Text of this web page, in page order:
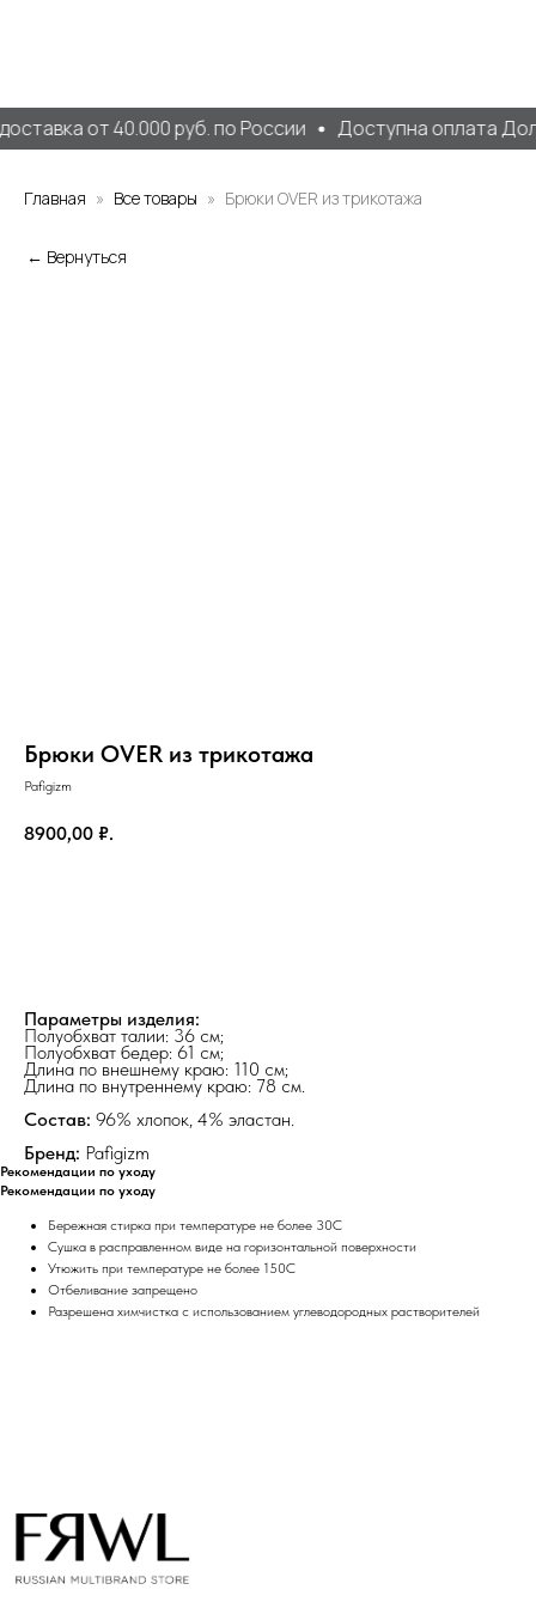
от 40.000 руб. по России Доступна оплата
Главная Все товары Брюки OVER из трикотажа
← Вернуться
Брюки OVER из трикотажа
Pafigizm
8900,00 ₽.
Параметры изделия:
Полуобхват талии: 36 см;
Полуобхват бедер: 61 см;
Длина по внешнему краю: 110 см;
Длина по внутреннему краю: 78 см.
Состав: 96% хлопок, 4% эластан.
Бренд: Pafigizm
Рекомендации по уходу
Рекомендации по уходу
Бережная стирка при температуре не более 30С
Сушка в расправленном виде на горизонтальной поверхности
Утюжить при температуре не более 150С
Отбеливание запрещено
Разрешена химчистка с использованием углеводородных растворителей
Условия возврата/обмена
Оплата и доставка
Контакты, реквизиты
на главную
info@frwl.store
+7 919 690-30-30